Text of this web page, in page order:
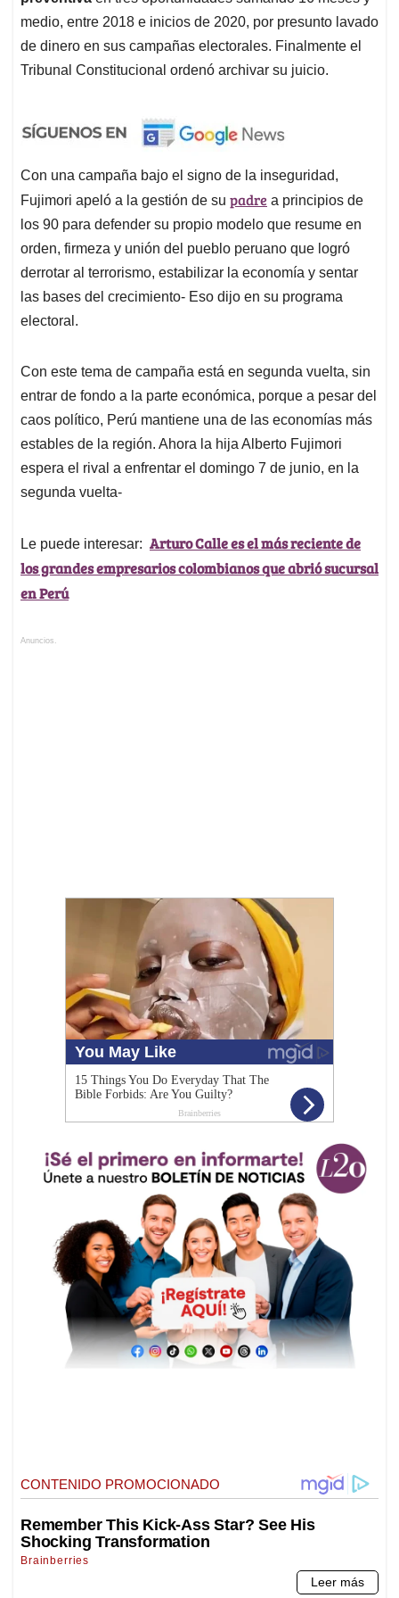
medio, entre 2018 e inicios de 2020, por presunto lavado
de dinero en sus campañas electorales. Finalmente el
Tribunal Constitucional ordenó archivar su juicio.
Con una campaña bajo el signo de la inseguridad,
Fujimori apeló a la gestión de su padre a principios de
los 90 para defender su propio modelo que resume en
orden, firmeza y unión del pueblo peruano que logró
derrotar al terrorismo, estabilizar la economía y sentar
las bases del crecimiento- Eso dijo en su programa
electoral.
Con este tema de campaña está en segunda vuelta, sin
entrar de fondo a la parte económica, porque a pesar del
caos político, Perú mantiene una de las economías más
estables de la región. Ahora la hija Alberto Fujimori
espera el rival a enfrentar el domingo 7 de junio, en la
segunda vuelta-
Le puede interesar: Arturo Calle es el más reciente de
los grandes empresarios colombianos que abrió sucursal
en Perú
Anuncios.